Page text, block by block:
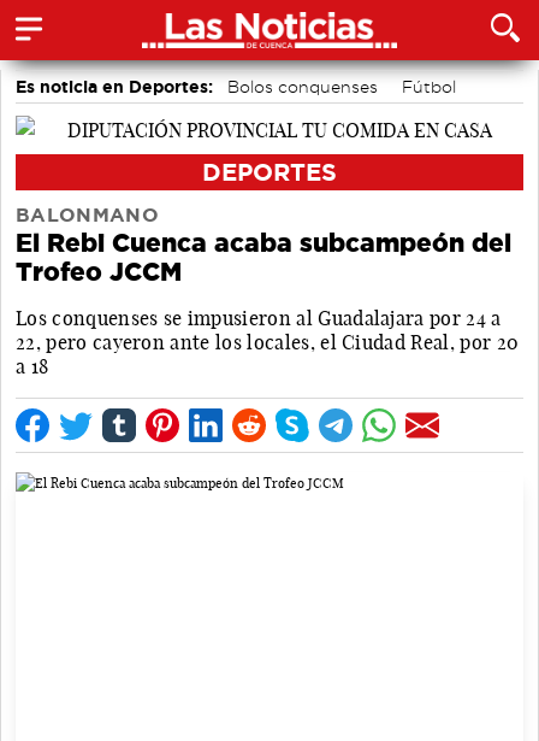
Es noticia en Deportes: Bolos conquenses
Fútbol
Piragüismo
Bádminton
DEPORTES
BALONMANO
El Rebi Cuenca acaba subcampeón del
Trofeo JCCM
Los conquenses se impusieron al Guadalajara por 24 a
22, pero cayeron ante los locales, el Ciudad Real, por 20
a 18